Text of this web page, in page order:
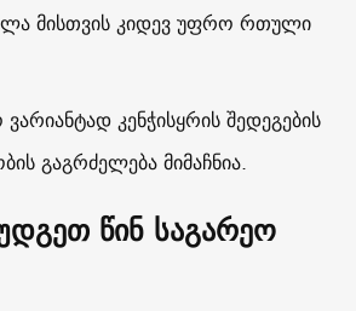
მისთვის კიდევ უფრო რთული
კენჭისყრის შედეგების
გაგრძელება მიმაჩნია.
წინ საგარეო